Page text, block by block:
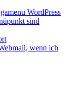
WordPress
sind
wenn ich